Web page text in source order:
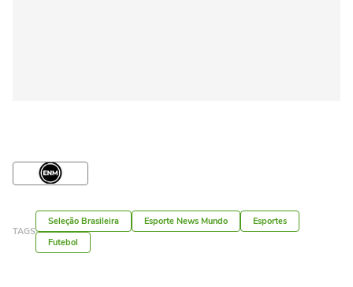
TAGS
Seleção Brasileira Esporte News Mundo
Esportes
Futebol